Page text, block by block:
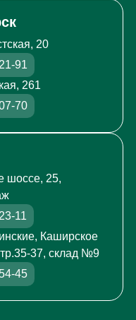
20
91
261
70
шоссе, 25,
11
Каширское
37, склад №9
45